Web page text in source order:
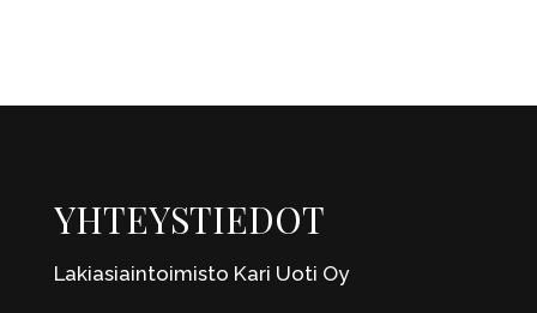
YHTEYSTIEDOT
Lakiasiaintoimisto Kari Uoti Oy